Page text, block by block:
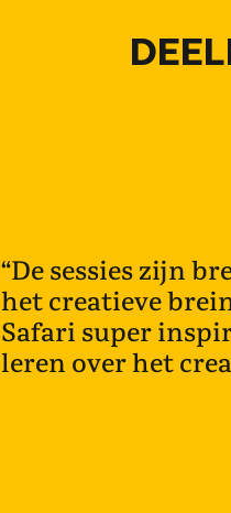
“De sessies zijn
het creatieve
Safari super
leren over het